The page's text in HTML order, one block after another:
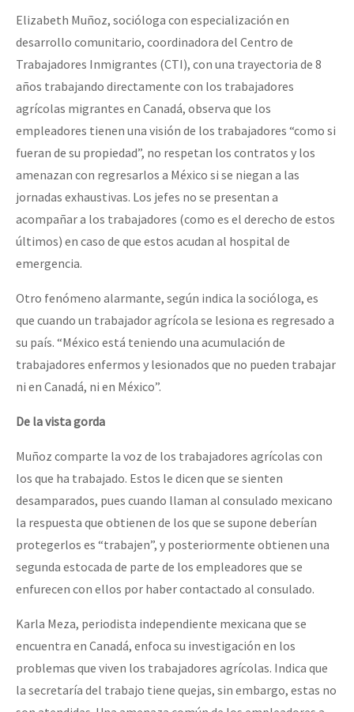
Elizabeth Muñoz, socióloga con especialización en
desarrollo comunitario, coordinadora del Centro de
Trabajadores Inmigrantes (CTI), con una trayectoria de 8
años trabajando directamente con los trabajadores
agrícolas migrantes en Canadá, observa que los
empleadores tienen una visión de los trabajadores “como si
fueran de su propiedad”, no respetan los contratos y los
amenazan con regresarlos a México si se niegan a las
jornadas exhaustivas. Los jefes no se presentan a
acompañar a los trabajadores (como es el derecho de estos
últimos) en caso de que estos acudan al hospital de
emergencia.
Otro fenómeno alarmante, según indica la socióloga, es
que cuando un trabajador agrícola se lesiona es regresado a
su país. “México está teniendo una acumulación de
trabajadores enfermos y lesionados que no pueden trabajar
ni en Canadá, ni en México”.
De la vista gorda
Muñoz comparte la voz de los trabajadores agrícolas con
los que ha trabajado. Estos le dicen que se sienten
desamparados, pues cuando llaman al consulado mexicano
la respuesta que obtienen de los que se supone deberían
protegerlos es “trabajen”, y posteriormente obtienen una
segunda estocada de parte de los empleadores que se
enfurecen con ellos por haber contactado al consulado.
Karla Meza, periodista independiente mexicana que se
encuentra en Canadá, enfoca su investigación en los
problemas que viven los trabajadores agrícolas. Indica que
la secretaría del trabajo tiene quejas, sin embargo, estas no